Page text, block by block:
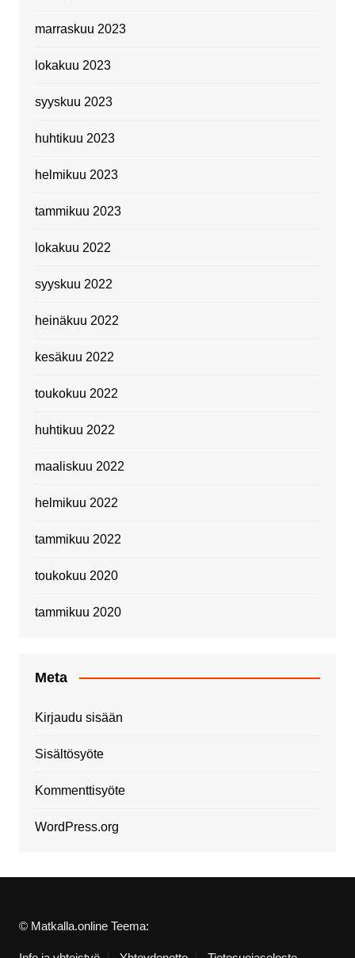
marraskuu 2023
lokakuu 2023
syyskuu 2023
huhtikuu 2023
helmikuu 2023
tammikuu 2023
lokakuu 2022
syyskuu 2022
heinäkuu 2022
kesäkuu 2022
toukokuu 2022
huhtikuu 2022
maaliskuu 2022
helmikuu 2022
tammikuu 2022
toukokuu 2020
tammikuu 2020
Meta
Kirjaudu sisään
Sisältösyöte
Kommenttisyöte
WordPress.org
© Matkalla.online Teema: